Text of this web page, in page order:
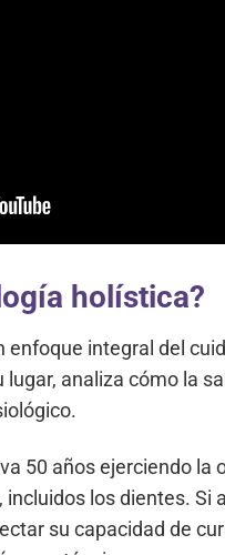
holística?
enfoque integral del
lugar, analiza cómo la
50 años ejerciendo
los dientes. Si
su capacidad de